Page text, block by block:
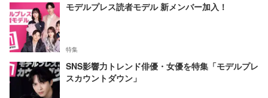
モデルプレス読者モデル 新メンバー加入！
特集
SNS影響力トレンド俳優・女優を特集「モデルプレ
スカウントダウン」